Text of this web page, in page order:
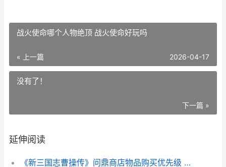
战火使命哪个人物绝顶 战火使命好玩吗
« 上一篇 2026-04-17
没有了！
下一篇 »
延伸阅读
《新三国志曹操传》问鼎商店物品购买优先级 《新三国志曹操传》